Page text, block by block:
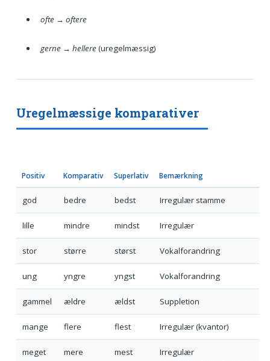
ofte → oftere
gerne → hellere(uregelmæssig)
Uregelmæssige komparativer
Positiv Komparativ Superlativ Bemærkning
god bedre bedst Irregulær stamme
lille mindre mindst Irregulær
stor større størst Vokalforandring
ung yngre yngst Vokalforandring
gammel ældre ældst Suppletion
mange flere flest Irregulær (kvantor)
meget mere mest
Irregulær